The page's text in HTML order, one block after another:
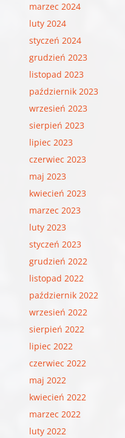
marzec 2024
luty 2024
styczeń 2024
grudzień 2023
listopad 2023
październik 2023
wrzesień 2023
sierpień 2023
lipiec 2023
czerwiec 2023
maj 2023
kwiecień 2023
marzec 2023
luty 2023
styczeń 2023
grudzień 2022
listopad 2022
październik 2022
wrzesień 2022
sierpień 2022
lipiec 2022
czerwiec 2022
maj 2022
kwiecień 2022
marzec 2022
luty 2022